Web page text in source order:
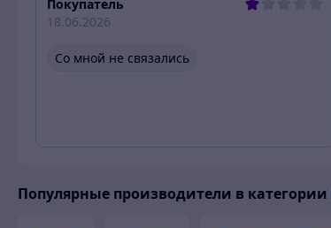
Покупатель
18.06.2026
Со мной не связались
Популярные производители в категории